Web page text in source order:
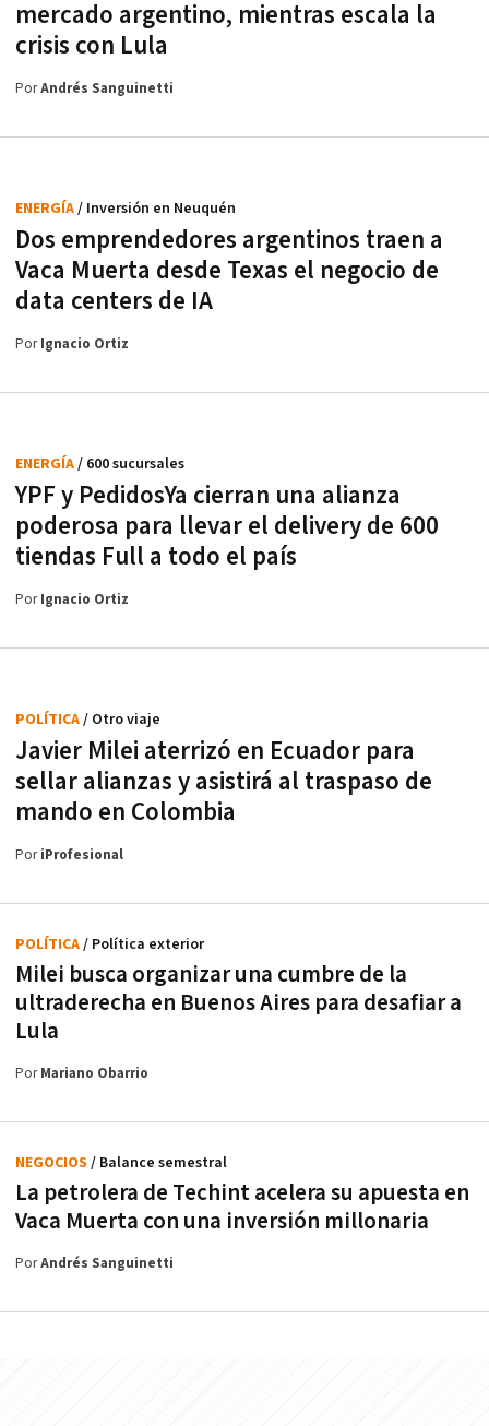
mercado argentino, mientras escala la
crisis con Lula
PorAndrés Sanguinetti
Dos emprendedores argentinos traen a
Vaca Muerta desde Texas el negocio de
data centers de IA
ENERGÍA/ Inversión en Neuquén
PorIgnacio Ortiz
YPF y PedidosYa cierran una alianza
poderosa para llevar el delivery de 600
tiendas Full a todo el país
ENERGÍA/ 600 sucursales
PorIgnacio Ortiz
Javier Milei aterrizó en Ecuador para
sellar alianzas y asistirá al traspaso de
mando en Colombia
POLÍTICA/ Otro viaje
PoriProfesional
Milei busca organizar una cumbre de la
ultraderecha en Buenos Aires para desafiar a
Lula
POLÍTICA/ Política exterior
PorMariano Obarrio
La petrolera de Techint acelera su apuesta en
Vaca Muerta con una inversión millonaria
NEGOCIOS / Balance semestral
PorAndrés Sanguinetti